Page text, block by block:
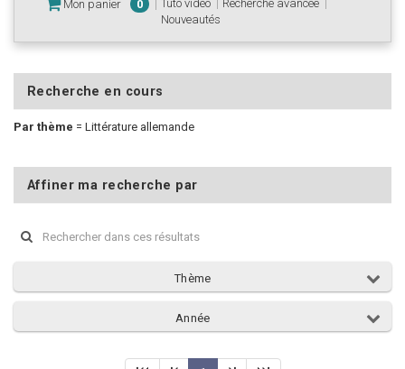
Mon panier 0 Tuto vidéo
Recherche avancée
Nouveautés
Recherche en cours
Par thème = Littérature allemande
Affiner ma recherche par
Thème
Année